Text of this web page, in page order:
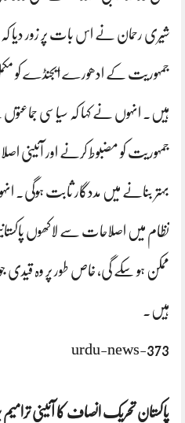
شیری رحمان نے اس بات پر زور دیا کہ
جمہوریت کے ادھورے ایجنڈے کو
ہیں۔ انہوں نے کہا کہ سیاسی
جمہوریت کو مضبوط کرنے اور آئینی
بہتر بنانے میں مددگار ثابت ہوگی۔
نظام میں اصلاحات سے لاکھوں
ممکن ہو سکے گی، خاص طور پر وہ
ہیں۔
urdu-news-373
پاکستان تحریک انصاف کا آئینی